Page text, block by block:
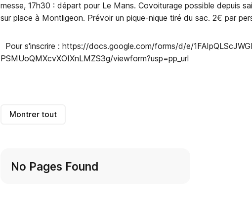
messe, 17h30 : départ pour Le Mans. Covoiturage possible depuis
sur place à Montligeon. Prévoir un pique-nique tiré du sac. 2€ par
Pour s'inscrire : https://docs.google.com/forms/d/e/
PSMUoQMXcvXOIXnLMZS3g/viewform?usp=pp_url
Montrer tout
No Pages Found